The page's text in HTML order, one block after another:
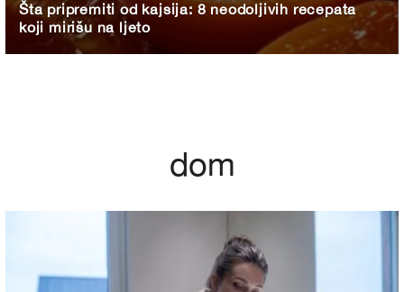
Šta pripremiti od kajsija: 8 neodoljivih recepata
koji mirišu na ljeto
dom